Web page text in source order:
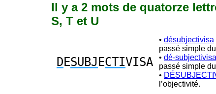
Il y a 2 mots de quatorze
S, T et U
DESUBJ ECTIVISA
• désubjectivisa
passé simple
• dé-subjectivisa
passé simple
•
l’objectivité.